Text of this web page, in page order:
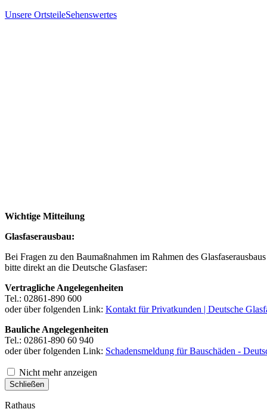
Unsere OrtsteileSehenswertes
Wichtige Mitteilung
Glasfaserausbau:
Bei Fragen zu den Baumaßnahmen im Rahmen des
bitte direkt an die Deutsche Glasfaser:
Vertragliche Angelegenheiten
Tel.: 02861-890 600
oder über folgenden Link: Kontakt für Privatkunden | Deutsche
Bauliche Angelegenheiten
Tel.: 02861-890 60 940
oder über folgenden Link: Schadensmeldung für Bauschäden -
Nicht mehr anzeigen
Schließen
Rathaus